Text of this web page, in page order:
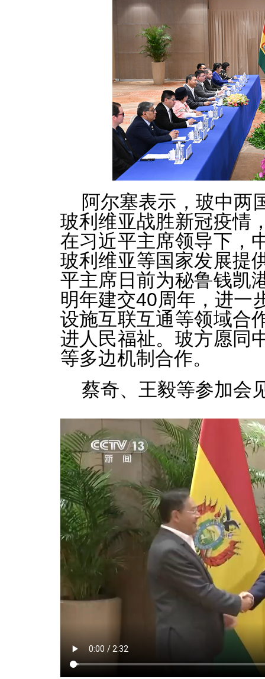
阿尔塞表示，玻中两
玻利维亚战胜新冠疫情
在习近平主席领导下，
玻利维亚等国家发展提
平主席日前为秘鲁钱凯
明年建交40周年，进一
设施互联互通等领域合
进人民福祉。玻方愿同
等多边机制合作。
蔡奇、王毅等参加会